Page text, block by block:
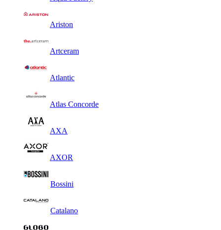
Ariston
Artceram
Atlantic
Atlas Concorde
AXA
AXOR
Bossini
Catalano